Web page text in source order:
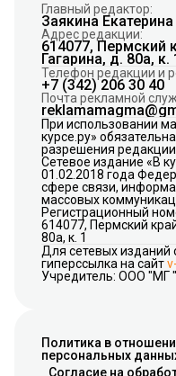
Главный редактор:
Заякина
Адрес редакции:
614077, Пермский
Гагарина, д. 80а, к.
Телефон редакции и
+7 (342) 206 30 40
Почта рекламной
При использовании
курсе.ру»
разрешения редакции.
Сетевое издание «В
01.02.2018 года
сфере связи,
массовых
Регистрационный
614077, Пермский
80а, к. 1
Для сетевых изданий
гиперссылка на сайт
Учредитель: ООО
Политика в
персональных
Согласие на